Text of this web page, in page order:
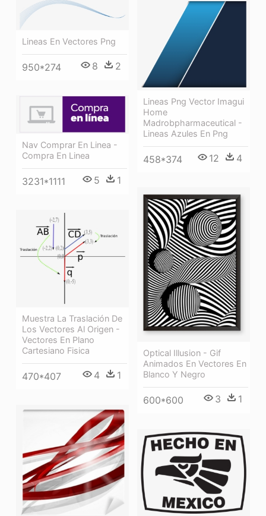
Lineas En Vectores Png
950*274 8 2
Lineas Png Vector Imagui
Home
Madrobpharmaceutical -
Lineas Azules En Png
458*374 12 4
Nav Comprar En Linea -
Compra En Linea
3231*1111 5 1
Optical Illusion - Gif
Animados En Vectores En
Blanco Y Negro
600*600 3 1
Muestra La Traslación De
Los Vectores Al Origen -
Vectores En Plano
Cartesiano Fisica
470*407 4 1